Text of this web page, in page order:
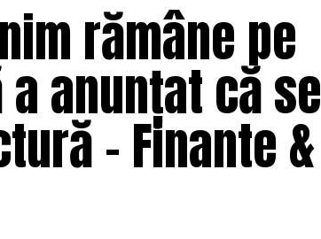
rămâne pe
anunțat că se
– Finante &